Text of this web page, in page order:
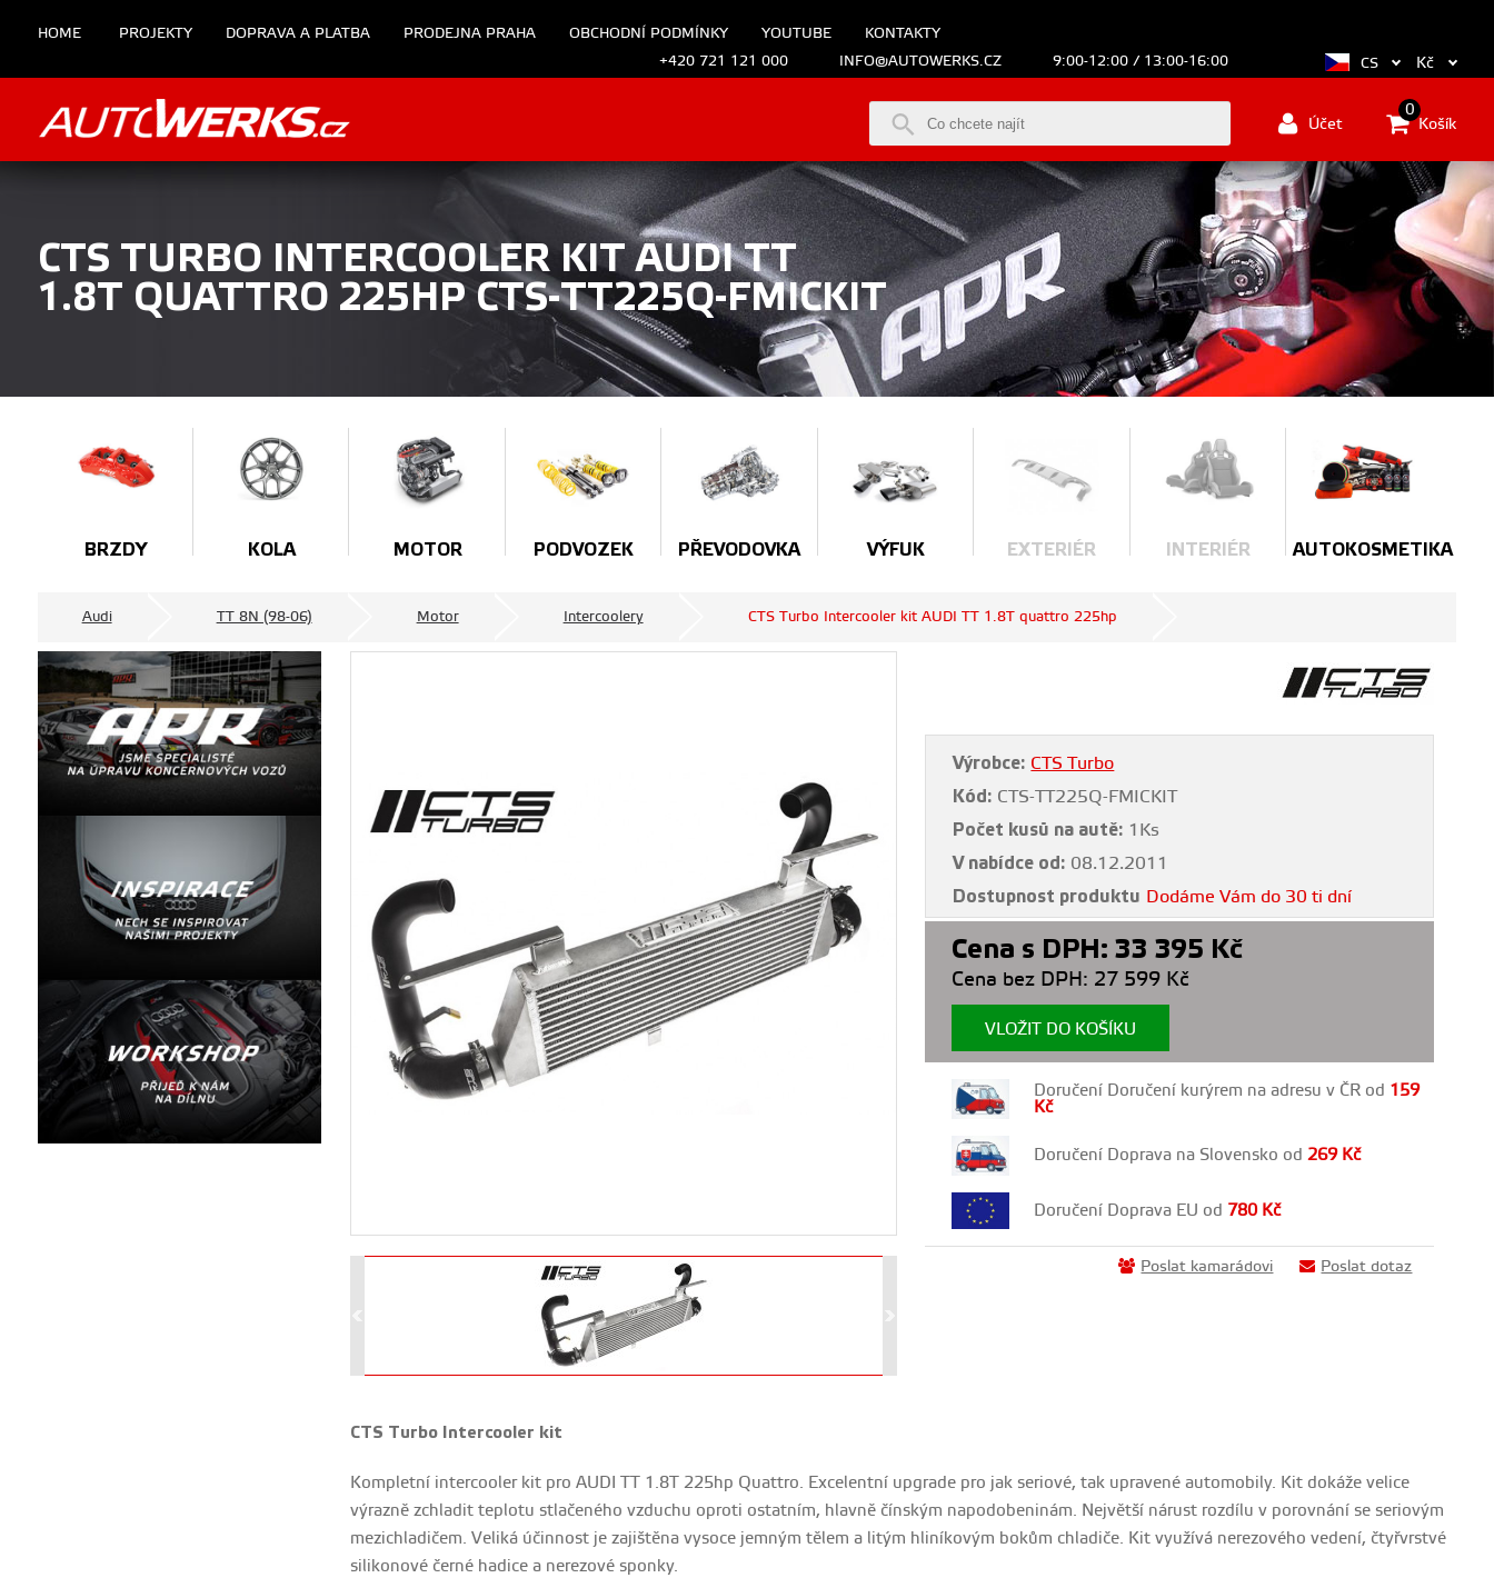
HOME PROJEKTY DOPRAVA A PLATBA PRODEJNA PRAHA OBCHODNÍ PODMÍNKY YOUTUBE
KONTAKTY
+420 721 121 000
INFO@AUTOWERKS.CZ 9:00-12:00 / 13:00-16:00 CS Kč
Účet Košík
0
CTS TURBO INTERCOOLER KIT AUDI TT
1.8T QUATTRO 225HP CTS-TT225Q-FMICKIT
BRZDY KOLA MOTOR PODVOZEK PŘEVODOVKA VÝFUK EXTERIÉR INTERIÉR AUTOKOSMETIKA
Audi TT 8N (98-06) Motor Intercoolery CTS Turbo Intercooler kit AUDI TT 1.8T quattro 225hp
Výrobce: CTS Turbo
Kód: CTS-TT225Q-FMICKIT
Počet kusů na autě: 1Ks
V nabídce od: 08.12.2011
Dostupnost produktu Dodáme Vám do 30 ti dní
Cena s DPH: 33 395 Kč
Cena bez DPH: 27 599 Kč
VLOŽIT DO KOŠÍKU
Doručení Doručení kurýrem na adresu v ČR od 159
Kč
Doručení Doprava na Slovensko od269 Kč
Doručení Doprava EU od 780 Kč
Poslat kamarádovi Poslat dotaz
CTS Turbo Intercooler kit
Kompletní intercooler kit pro AUDI TT 1.8T 225hp Quattro. Excelentní upgrade pro jak seriové, tak upravené automobily. Kit dokáže velice
výrazně zchladit teplotu stlačeného vzduchu oproti ostatním, hlavně čínským napodobeninám. Největší nárust rozdílu v porovnání se seriovým
mezichladičem. Veliká účinnost je zajištěna vysoce jemným tělem a litým hliníkovým bokům chladiče. Kit využívá nerezového vedení, čtyřvrstvé
silikonové černé hadice a nerezové sponky.